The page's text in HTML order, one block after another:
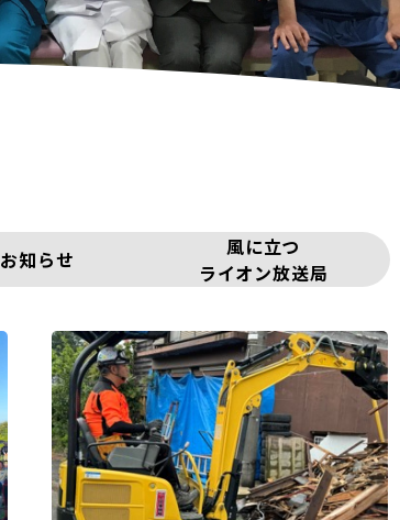
お知らせ
風に立つ
ライオン放送局